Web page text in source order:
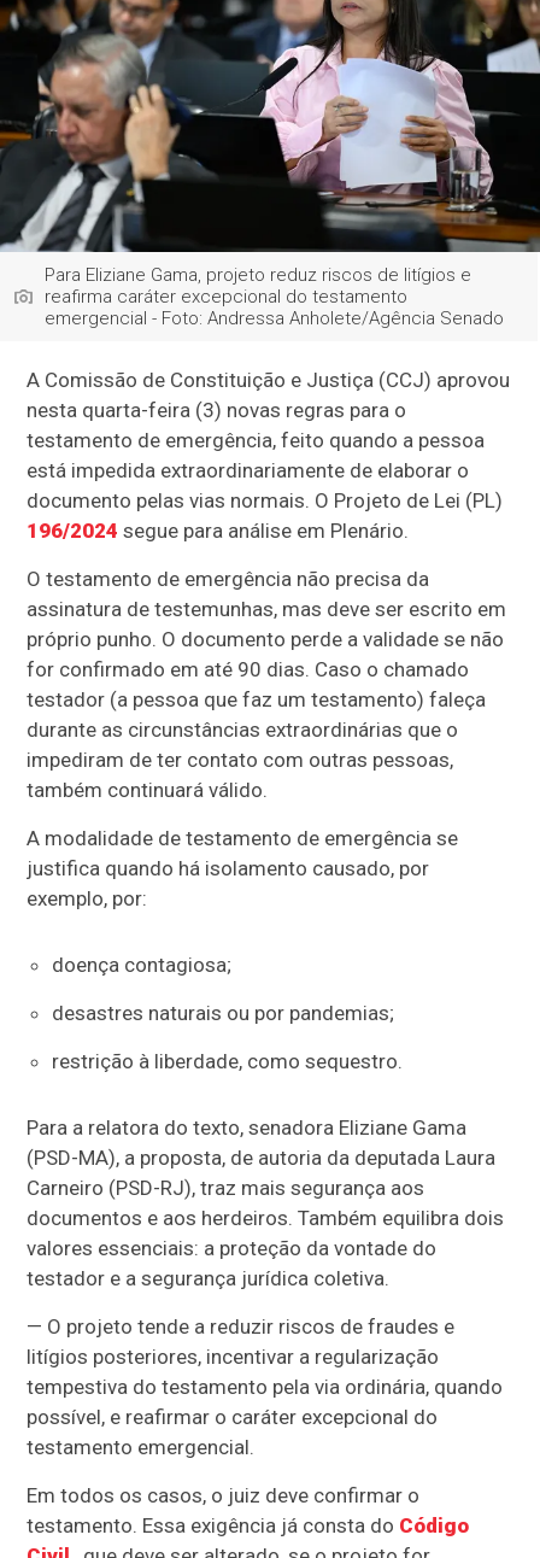
Para Eliziane Gama, projeto reduz riscos de litígios e
reafirma caráter excepcional do testamento
emergencial - Foto: Andressa Anholete/Agência Senado
A Comissão de Constituição e Justiça (CCJ) aprovou
nesta quarta-feira (3) novas regras para o
testamento de emergência, feito quando a pessoa
está impedida extraordinariamente de elaborar o
documento pelas vias normais. O Projeto de Lei (PL)
196/2024 segue para análise em Plenário.
O testamento de emergência não precisa da
assinatura de testemunhas, mas deve ser escrito em
próprio punho. O documento perde a validade se não
for confirmado em até 90 dias. Caso o chamado
testador (a pessoa que faz um testamento) faleça
durante as circunstâncias extraordinárias que o
impediram de ter contato com outras pessoas,
também continuará válido.
A modalidade de testamento de emergência se
justifica quando há isolamento causado, por
exemplo, por:
doença contagiosa;
desastres naturais ou por pandemias;
restrição à liberdade, como sequestro.
Para a relatora do texto, senadora Eliziane Gama
(PSD-MA), a proposta, de autoria da deputada Laura
Carneiro (PSD-RJ), traz mais segurança aos
documentos e aos herdeiros. Também equilibra dois
valores essenciais: a proteção da vontade do
testador e a segurança jurídica coletiva.
— O projeto tende a reduzir riscos de fraudes e
litígios posteriores, incentivar a regularização
tempestiva do testamento pela via ordinária, quando
possível, e reafirmar o caráter excepcional do
testamento emergencial.
Em todos os casos, o juiz deve confirmar o
testamento. Essa exigência já consta do Código